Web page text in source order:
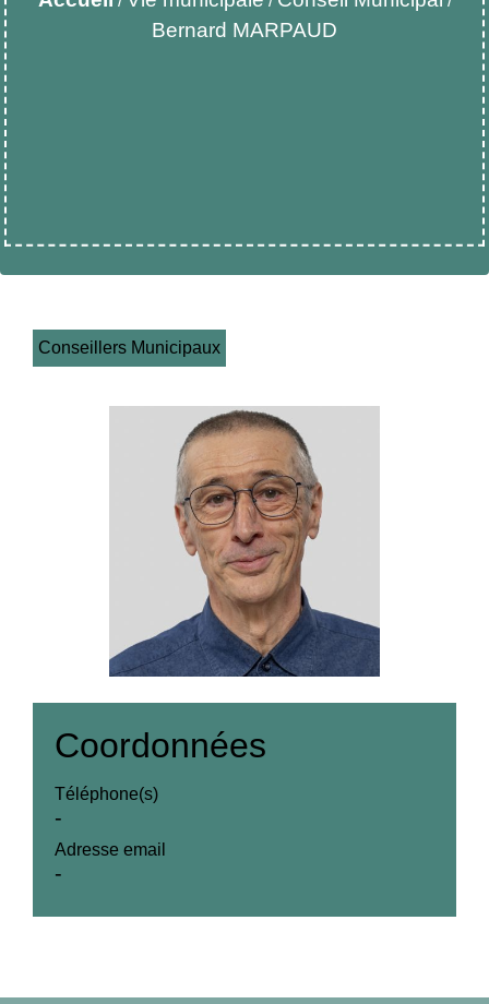
Bernard MARPAUD
Conseillers Municipaux
Coordonnées
Téléphone(s)
-
Adresse email
-